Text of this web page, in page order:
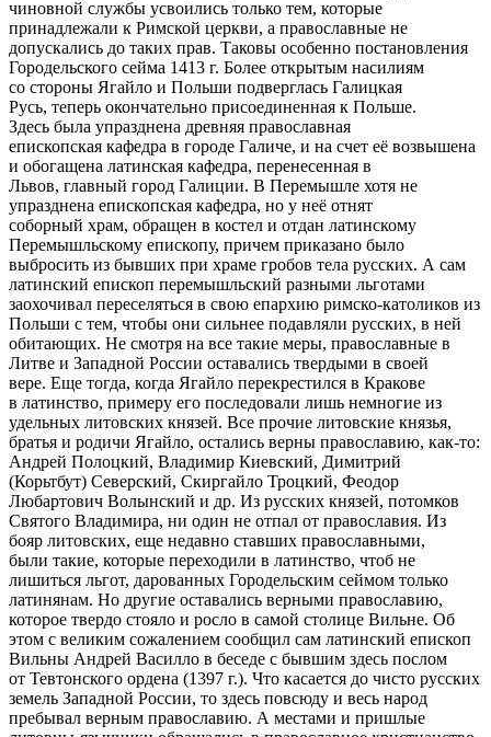
чиновной службы усвоились только тем, которые
принадлежали к Римской церкви, а православные не
допускались до таких прав. Таковы особенно постановления
Городельского сейма 1413 г. Более открытым насилиям
со стороны Ягайло и Польши подверглась Галицкая
Русь, теперь окончательно присоединенная к Польше.
Здесь была упразднена древняя православная
епископская кафедра в городе Галиче, и на счет её возвышена
и обогащена латинская кафедра, перенесенная в
Львов, главный город Галиции. В Перемышле хотя не
упразднена епископская кафедра, но у неё отнят
соборный храм, обращен в костел и отдан латинскому
Перемышльскому епископу, причем приказано было
выбросить из бывших при храме гробов тела русских. А сам
латинский епископ перемышльский разными льготами
заохочивал переселяться в свою епархию римско-католиков из
Польши с тем, чтобы они сильнее подавляли русских, в ней
обитающих. Не смотря на все такие меры, православные в
Литве и Западной России оставались твердыми в своей
вере. Еще тогда, когда Ягайло перекрестился в Кракове
в латинство, примеру его последовали лишь немногие из
удельных литовских князей. Все прочие литовские князья,
братья и родичи Ягайло, остались верны православию, как-то:
Андрей Полоцкий, Владимир Киевский, Димитрий
(Корьтбут) Северский, Скиргайло Троцкий, Феодор
Любартович Волынский и др. Из русских князей, потомков
Святого Владимира, ни один не отпал от православия. Из
бояр литовских, еще недавно ставших православными,
были такие, которые переходили в латинство, чтоб не
лишиться льгот, дарованных Городельским сеймом только
латинянам. Но другие оставались верными православию,
которое твердо стояло и росло в самой столице Вильне. Об
этом с великим сожалением сообщил сам латинский епископ
Вильны Андрей Василло в беседе с бывшим здесь послом
от Тевтонского ордена (1397 г.). Что касается до чисто русских
земель Западной России, то здесь повсюду и весь народ
пребывал верным православию. А местами и пришлые